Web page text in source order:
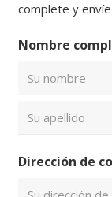
complete y
Nombre
Dirección de